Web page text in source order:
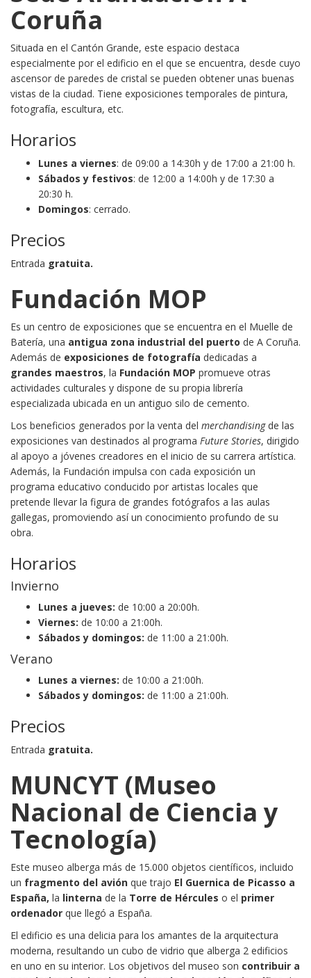
Coruña
Situada en el Cantón Grande, este espacio destaca
especialmente por el edificio en el que se encuentra, desde cuyo
ascensor de paredes de cristal se pueden obtener unas buenas
vistas de la ciudad. Tiene exposiciones temporales de pintura,
fotografía, escultura, etc.
Horarios
Lunes a viernes: de 09:00 a 14:30h y de 17:00 a 21:00 h.
Sábados y festivos: de 12:00 a 14:00h y de 17:30 a
20:30 h.
Domingos: cerrado.
Precios
Entrada gratuita.
Fundación MOP
Es un centro de exposiciones que se encuentra en el Muelle de
Batería, una antigua zona industrial del puerto de A Coruña.
Además de exposiciones de fotografía dedicadas a
grandes maestros, la Fundación MOP promueve otras
actividades culturales y dispone de su propia librería
especializada ubicada en un antiguo silo de cemento.
Los beneficios generados por la venta del merchandisingde las
exposiciones van destinados al programa Future Stories, dirigido
al apoyo a jóvenes creadores en el inicio de su carrera artística.
Además, la Fundación impulsa con cada exposición un
programa educativo conducido por artistas locales que
pretende llevar la figura de grandes fotógrafos a las aulas
gallegas, promoviendo así un conocimiento profundo de su
obra.
Horarios
Invierno
Lunes a jueves: de 10:00 a 20:00h.
Viernes: de 10:00 a 21:00h.
Sábados y domingos: de 11:00 a 21:00h.
Verano
Lunes a viernes: de 10:00 a 21:00h.
Sábados y domingos: de 11:00 a 21:00h.
Precios
Entrada gratuita.
MUNCYT (Museo
Nacional de Ciencia y
Tecnología)
Este museo alberga más de 15.000 objetos científicos, incluido
un fragmento del avión que trajo El Guernica de Picasso a
España, la linterna de la Torre de Hércules o el primer
ordenador que llegó a España.
El edificio es una delicia para los amantes de la arquitectura
moderna, resultando un cubo de vidrio que alberga 2 edificios
en uno en su interior. Los objetivos del museo son contribuir a